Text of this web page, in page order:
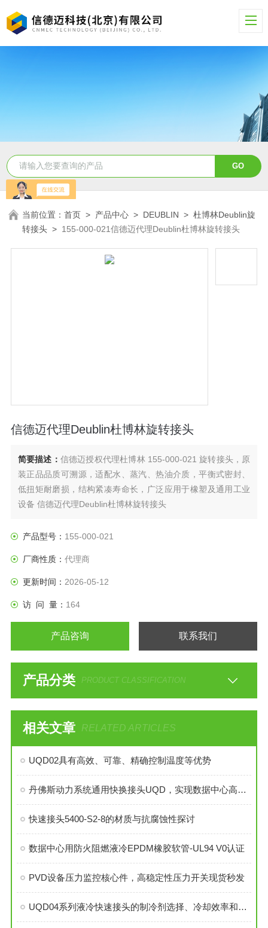
当前位置：首页 > 产品中心 > DEUBLIN >杜博林Deublin旋
转接头 > 155-000-021信德迈代理Deublin杜博林旋转接头
信德迈代理Deublin杜博林旋转接头
简要描述： 信德迈授权代理杜博林 155-000-021 旋转接头，原
装正品品质可溯源，适配水、蒸汽、热油介质，平衡式密封、
低扭矩耐磨损，结构紧凑寿命长，广泛应用于橡塑及通用工业
设备 信德迈代理Deublin杜博林旋转接头
产品型号： 155-000-021
厂商性质： 代理商
更新时间： 2026-05-12
访 问 量： 164
产品咨询 联系我们
产品分类 PRODUCT CLASSIFICATION
相关文章 RELATED ARTICLES
UQD02具有高效、可靠、精确控制温度等优势
丹佛斯动力系统通用快换接头UQD，实现数据中心高效液冷
快速接头5400-S2-8的材质与抗腐蚀性探讨
数据中心用防火阻燃液冷EPDM橡胶软管-UL94 V0认证
PVD设备压力监控核心件，高稳定性压力开关现货秒发
UQD04系列液冷快速接头的制冷剂选择、冷却效率和可靠性分析